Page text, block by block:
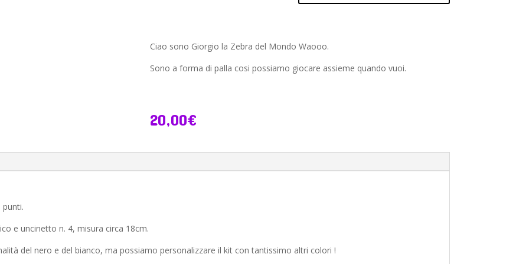
quantità
Ciao sono Giorgio la Zebra del Mondo Waooo.
Sono a forma di palla cosi possiamo giocare assieme quando vuoi.
20,00€
e uncinetto n. 4, misura circa 18cm.
del nero e del bianco, ma possiamo personalizzare il kit con tantissimo altri colori !